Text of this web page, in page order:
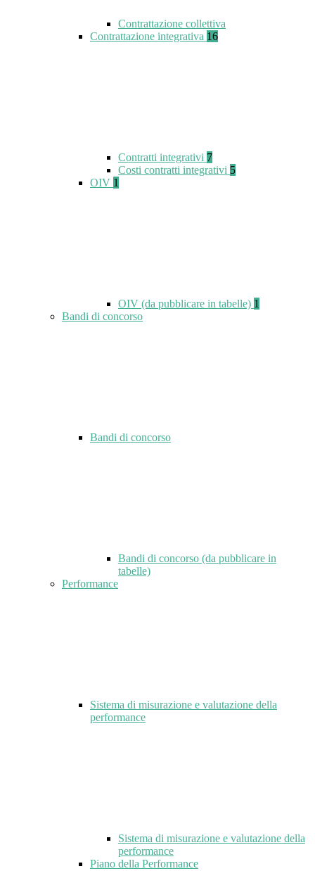
Contrattazione collettiva
Contrattazione integrativa 16
Contratti integrativi 7
Costi contratti integrativi 5
OIV 1
OIV (da pubblicare in tabelle) 1
Bandi di concorso
Bandi di concorso
Bandi di concorso (da pubblicare in
tabelle)
Performance
Sistema di misurazione e valutazione della
performance
Sistema di misurazione e valutazione della
performance
Piano della Performance